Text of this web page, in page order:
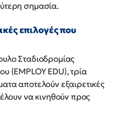
σημασία.
επιλογές που
Σταδιοδρομίας
(EMPLOY EDU), τρία
αποτελούν εξαιρετικές
να κινηθούν προς